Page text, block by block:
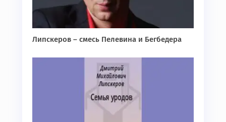
Липскеров – смесь Пелевина и Бегбедера